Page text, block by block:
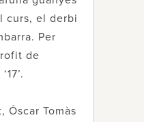
curs, el derbi
Per
de
Óscar Tomàs